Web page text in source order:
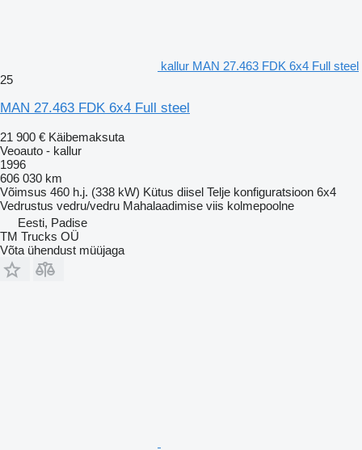
kallur MAN 27.463 FDK 6x4 Full steel
25
MAN 27.463 FDK 6x4 Full steel
21 900 € Käibemaksuta
Veoauto - kallur
1996
606 030 km
Võimsus 460 h.j. (338 kW) Kütus diisel Telje konfiguratsioon 6x4
Vedrustus vedru/vedru Mahalaadimise viis kolmepoolne
Eesti, Padise
TM Trucks OÜ
Võta ühendust müüjaga